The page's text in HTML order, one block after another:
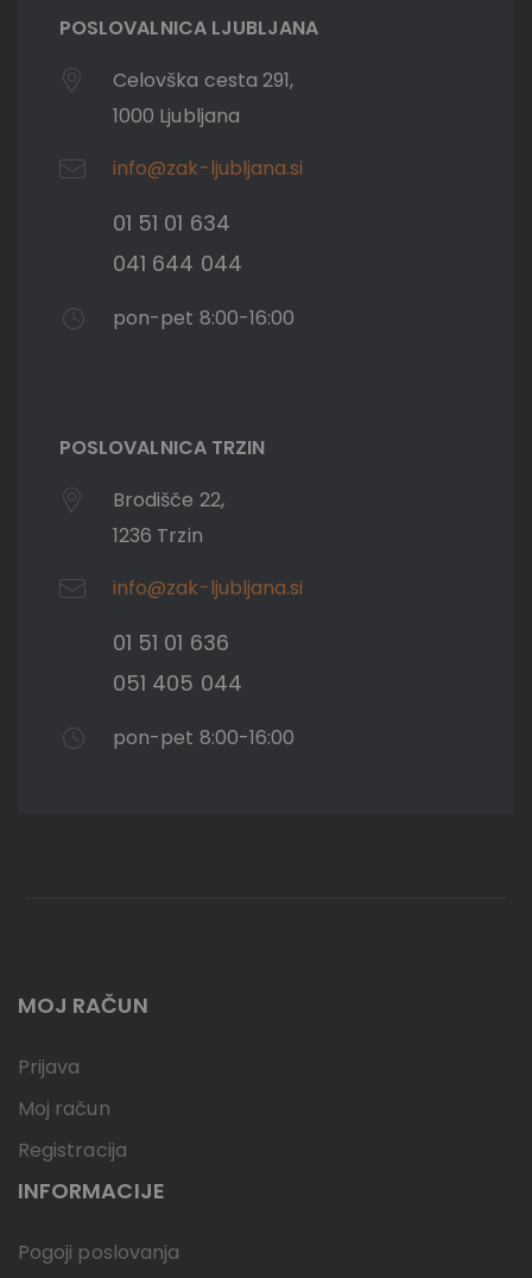
POSLOVALNICA LJUBLJANA
Celovška cesta 291,
1000 Ljubljana
info@zak-ljubljana.si
01 51 01 634
041 644 044
pon-pet 8:00-16:00
POSLOVALNICA TRZIN
Brodišče 22,
1236 Trzin
info@zak-ljubljana.si
01 51 01 636
051 405 044
pon-pet 8:00-16:00
MOJ RAČUN
Prijava
Moj račun
Registracija
INFORMACIJE
Pogoji poslovanja